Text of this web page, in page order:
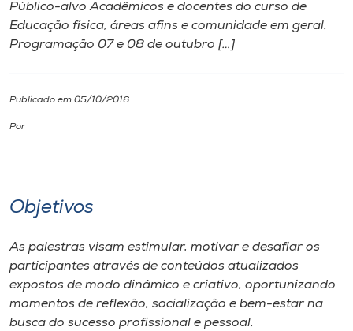
Internacionalização
CPA
Biblioteca
Editora
Público-alvo Acadêmicos e docentes do curso de
Educação física, áreas afins e comunidade em geral.
Programação 07 e 08 de outubro […]
Publicado em 05/10/2016
Por
Objetivos
As palestras visam estimular, motivar e desafiar os
participantes através de conteúdos atualizados
expostos de modo dinâmico e criativo, oportunizando
momentos de reflexão, socialização e bem-estar na
busca do sucesso profissional e pessoal.